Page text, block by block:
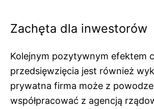
Zachęta dla inwestorów
Kolejnym pozytywnym efektem
przedsięwzięcia jest również
prywatna firma może z
współpracować z agencją